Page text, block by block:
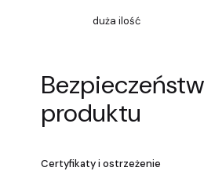
duża ilość
produktu
Certyfikaty i ostrzeżenie